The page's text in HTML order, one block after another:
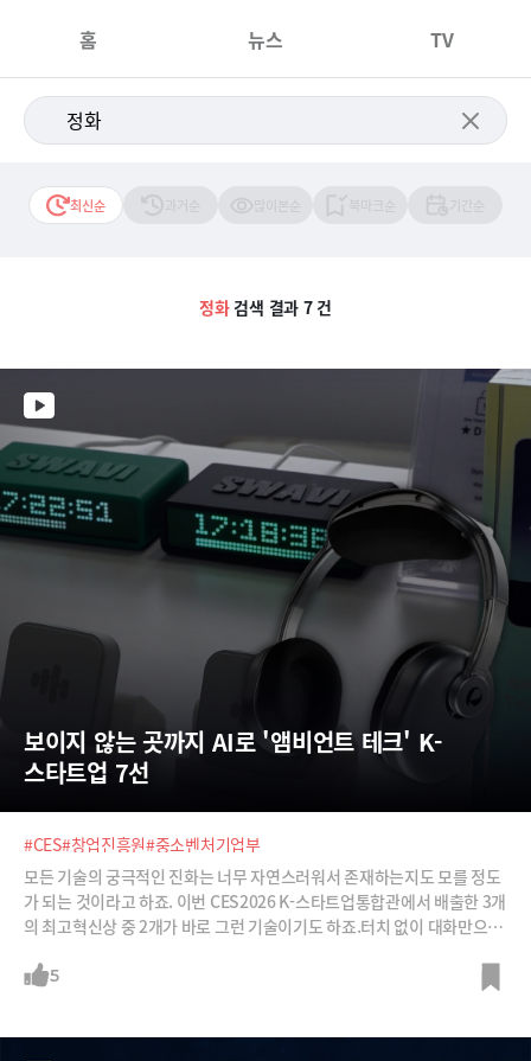
홈 뉴스 TV
최신순
정화검색 결과 7 건
보이지 않는 곳까지 AI로 '앰비언트 테크' K-
스타트업 7선
#CES#창업진흥원#중소벤처기업부
모든 기술의 궁극적인 진화는 너무 자연스러워서 존재하는지도 모를 정도
가 되는 것이라고 하죠. 이번 CES2026 K-스타트업통합관에서 배출한 3개
의 최고혁신상 중 2개가 바로 그런 기술이기도 하죠.터치 없이 대화만으로
상을 수상한 '시티파이브', XR 디바이스와 헤드폰의 장점만 합친 신개념 스
5